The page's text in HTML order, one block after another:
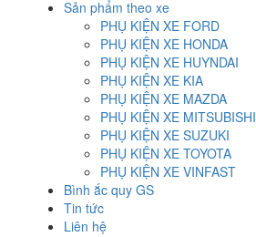
Sản phẩm theo xe
PHỤ KIỆN XE FORD
PHỤ KIỆN XE HONDA
PHỤ KIỆN XE HUYNDAI
PHỤ KIỆN XE KIA
PHỤ KIỆN XE MAZDA
PHỤ KIỆN XE MITSUBISHI
PHỤ KIỆN XE SUZUKI
PHỤ KIỆN XE TOYOTA
PHỤ KIỆN XE VINFAST
Bình ắc quy GS
Tin tức
Liên hệ